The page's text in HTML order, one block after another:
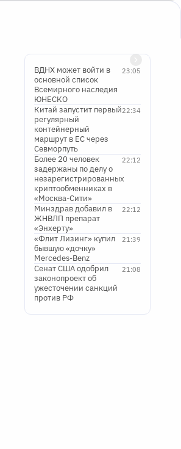
23:05
ВДНХ может войти в
основной список
Всемирного наследия
ЮНЕСКО
22:34
Китай запустит первый
регулярный
контейнерный
маршрут в ЕС через
Севморпуть
22:12
Более 20 человек
задержаны по делу о
незарегистрированных
криптообменниках в
«Москва-Сити»
22:12
Минздрав добавил в
ЖНВЛП препарат
«Энхерту»
21:39
«Флит Лизинг» купил
бывшую «дочку»
Mercedes-Benz
21:08
Сенат США одобрил
законопроект об
ужесточении санкций
против РФ